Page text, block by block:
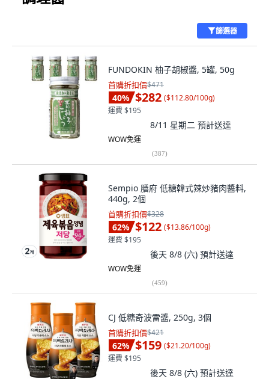
篩選器
FUNDOKIN 柚子胡椒醬, 5罐, 50g
首購折扣價$471
40% $282 ($112.80/100g)
運費 $195
8/11 星期二 預計送達
WOW免運
(387)
Sempio 膳府 低糖韓式辣炒豬肉醬料,
440g, 2個
首購折扣價$328
62% $122 ($13.86/100g)
運費 $195
後天 8/8 (六) 預計送達
WOW免運
(459)
CJ 低糖奇波雷醬, 250g, 3個
首購折扣價$421
62% $159 ($21.20/100g)
運費 $195
後天 8/8 (六) 預計送達